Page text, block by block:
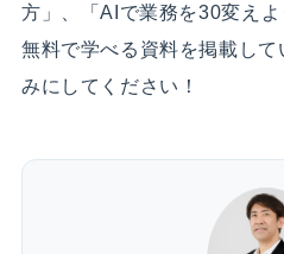
方」、「AIで業務を30変えよ
無料で学べる資料を掲載し
みにしてください！